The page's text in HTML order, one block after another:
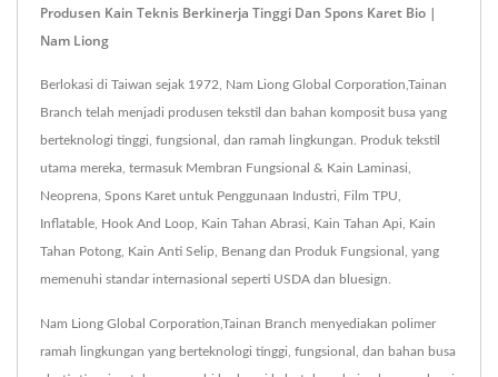
Produsen Kain Teknis Berkinerja Tinggi Dan Spons Karet Bio |
Nam Liong
Berlokasi di Taiwan sejak 1972, Nam Liong Global Corporation,Tainan
Branch telah menjadi produsen tekstil dan bahan komposit busa yang
berteknologi tinggi, fungsional, dan ramah lingkungan. Produk tekstil
utama mereka, termasuk Membran Fungsional & Kain Laminasi,
Neoprena, Spons Karet untuk Penggunaan Industri, Film TPU,
Inflatable, Hook And Loop, Kain Tahan Abrasi, Kain Tahan Api, Kain
Tahan Potong, Kain Anti Selip, Benang dan Produk Fungsional, yang
memenuhi standar internasional seperti USDA dan bluesign.
Nam Liong Global Corporation,Tainan Branch menyediakan polimer
ramah lingkungan yang berteknologi tinggi, fungsional, dan bahan busa